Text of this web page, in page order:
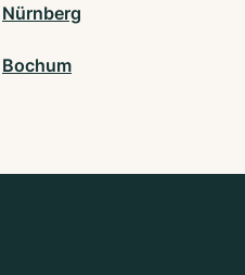
Nürnberg
Bochum